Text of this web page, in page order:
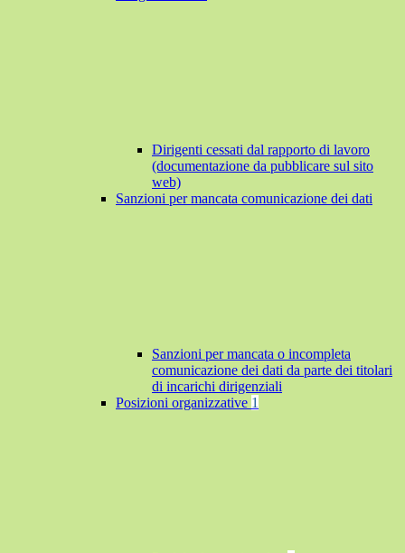
Dirigenti cessati dal rapporto di lavoro
(documentazione da pubblicare sul sito
web)
Sanzioni per mancata comunicazione dei dati
Sanzioni per mancata o incompleta
comunicazione dei dati da parte dei titolari
di incarichi dirigenziali
Posizioni organizzative 1